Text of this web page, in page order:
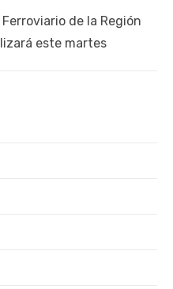
de la Región
este martes